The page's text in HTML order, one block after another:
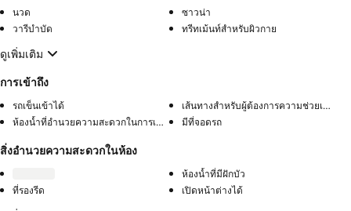
นวด
ซาวน่า
วารีบำบัด
ทรีทเม้นท์สำหรับผิวกาย
ดูเพิ่มเติม
การเข้าถึง
รถเข็นเข้าได้
เส้นทางสำหรับผู้ต้องการความช่วยเหลือพิเศษ
ห้องน้ำที่อำนวยความสะดวกในการเข้าถึง
มีที่จอดรถ
สิ่งอำนวยความสะดวกในห้อง
ห้องน้ำที่มีฝักบัว
ที่รองรีด
เปิดหน้าต่างได้